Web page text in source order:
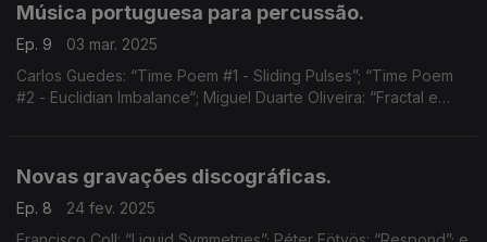
Música portuguesa para percussão.
Ep. 9
03 mar. 2025
Carlos Guedes: “Time Poem #1 - Sliding Pulses”; “Time Poem
#2 - Euclidian Imbalance“; Miguel Duarte Oliveira: “Fractal e
Novas gravações discográficas.
Ep. 8
24 fev. 2025